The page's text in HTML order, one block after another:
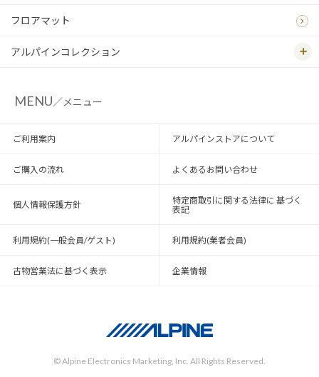
フロアマット
アルパインコレクション
MENU／メニュー
ご利用案内 アルパインストアについて
ご購入の流れ よくあるお問い合わせ
個人情報保護方針
特定商取引に関する法律に 基づく
表記
利用規約(一般会員/ゲスト) 利用規約(業者会員)
古物営業法に基づく表示 企業情報
© Alpine Electronics Marketing, Inc. All Rights Reserved.